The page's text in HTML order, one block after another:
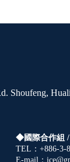
Shoufeng,
◆國際合作組
TEL：+886-3-
E-mail：